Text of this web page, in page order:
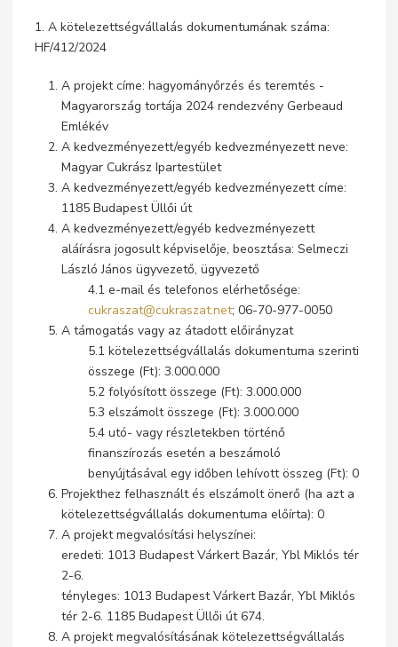
1. A kötelezettségvállalás dokumentumának száma:
HF/412/2024
A projekt címe: hagyományőrzés és teremtés -
Magyarország tortája 2024 rendezvény Gerbeaud
Emlékév
A kedvezményezett/egyéb kedvezményezett neve:
Magyar Cukrász Ipartestület
A kedvezményezett/egyéb kedvezményezett címe:
1185 Budapest Üllői út
A kedvezményezett/egyéb kedvezményezett
aláírásra jogosult képviselője, beosztása: Selmeczi
László János ügyvezető, ügyvezető
4.1 e-mail és telefonos elérhetősége:
cukraszat@cukraszat.net; 06-70-977-0050
A támogatás vagy az átadott előirányzat
5.1 kötelezettségvállalás dokumentuma szerinti
összege (Ft): 3.000.000
5.2 folyósított összege (Ft): 3.000.000
5.3 elszámolt összege (Ft): 3.000.000
5.4 utó- vagy részletekben történő
finanszírozás esetén a beszámoló
benyújtásával egy időben lehívott összeg (Ft): 0
Projekthez felhasznált és elszámolt önerő (ha azt a
kötelezettségvállalás dokumentuma előírta): 0
A projekt megvalósítási helyszínei:
eredeti: 1013 Budapest Várkert Bazár, Ybl Miklós tér
2-6.
tényleges: 1013 Budapest Várkert Bazár, Ybl Miklós
tér 2-6. 1185 Budapest Üllői út 674.
A projekt megvalósításának kötelezettségvállalás